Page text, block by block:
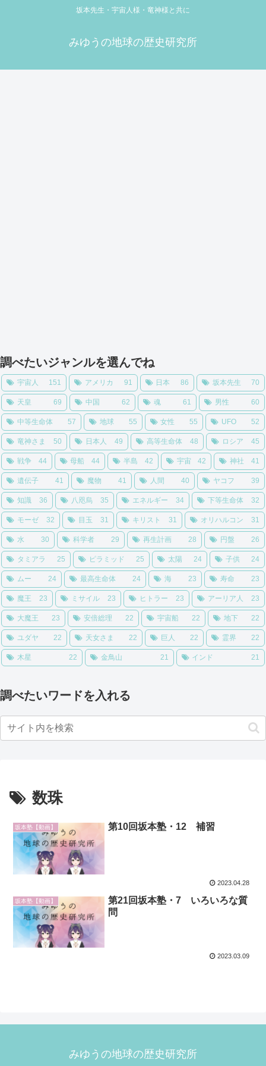
坂本先生・宇宙人様・竜神様と共に
みゆうの地球の歴史研究所
調べたいジャンルを選んでね
宇宙人 151 アメリカ 91 日本 86 坂本先生 70
天皇 69 中国 62 魂 61 男性 60
中等生命体 57 地球 55 女性 55 UFO 52
竜神さま 50 日本人 49 高等生命体 48 ロシア 45
戦争 44 母船 44 半島 42 宇宙 42 神社 41
遺伝子 41 魔物 41 人間 40 ヤコフ 39
知識 36 八咫烏 35 エネルギー 34 下等生命体 32
モーゼ 32 目玉 31 キリスト 31 オリハルコン 31
水 30 科学者 29 再生計画 28 円盤 26
タミアラ 25 ピラミッド 25 太陽 24 子供 24
ムー 24 最高生命体 24 海 23 寿命 23
魔王 23 ミサイル 23 ヒトラー 23 アーリア人 23
大魔王 23 安倍総理 22 宇宙船 22 地下 22
ユダヤ 22 天女さま 22 巨人 22 霊界 22
木星 22 金鳥山 21 インド 21
調べたいワードを入れる
数珠
坂本塾【動画】 第10回坂本塾・12 補習
2023.04.28
坂本塾【動画】
第21回坂本塾・7 いろいろな質
問
2023.03.09
みゆうの地球の歴史研究所